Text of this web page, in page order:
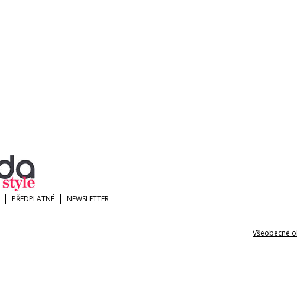
PŘEDPLATNÉ NEWSLETTER
Všeobecné